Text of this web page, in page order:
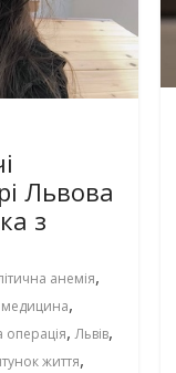
Львова
з
анемія,
медицина,
операція,Львів,
життя,